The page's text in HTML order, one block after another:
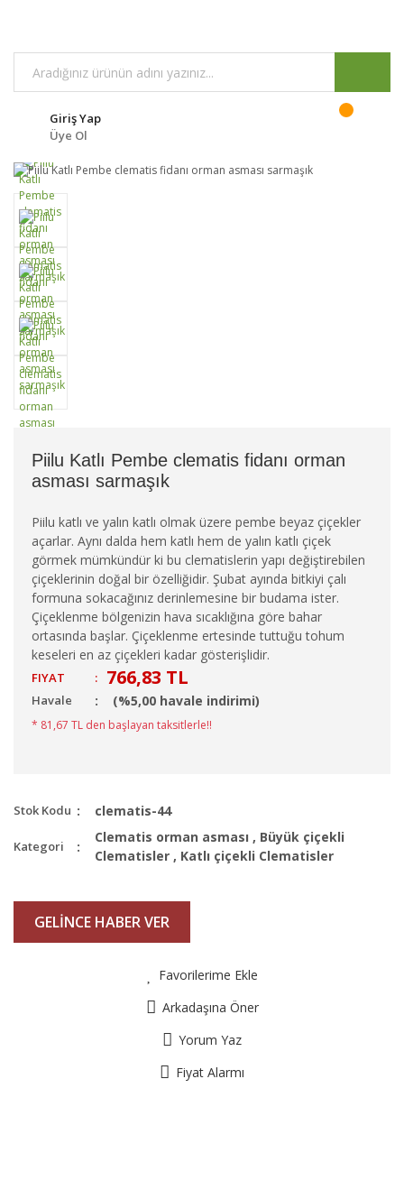
Giriş Yap
Üye Ol
Piilu Katlı Pembe clematis fidanı orman
asması sarmaşık
Piilu katlı ve yalın katlı olmak üzere pembe beyaz çiçekler
açarlar. Aynı dalda hem katlı hem de yalın katlı çiçek
görmek mümkündür ki bu clematislerin yapı değiştirebilen
çiçeklerinin doğal bir özelliğidir. Şubat ayında bitkiyi çalı
formuna sokacağınız derinlemesine bir budama ister.
Çiçeklenme bölgenizin hava sıcaklığına göre bahar
ortasında başlar. Çiçeklenme ertesinde tuttuğu tohum
keseleri en az çiçekleri kadar gösterişlidir.
FIYAT : 766,83 TL
Havale (%5,00 havale indirimi)
* 81,67 TL den başlayan taksitlerle!!
Stok Kodu clematis-44
Kategori
Clematis orman asması , Büyük çiçekli
Clematisler , Katlı çiçekli Clematisler
GELİNCE HABER VER
Favorilerime Ekle
Arkadaşına Öner
Yorum Yaz
Fiyat Alarmı